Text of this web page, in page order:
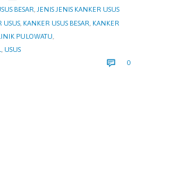
BESAR,JENIS JENIS KANKER USUS
USUS KANKER USUS BESAR KANKER
PULOWATU
USUS
 0